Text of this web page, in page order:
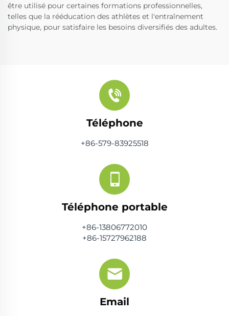
être utilisé pour certaines formations professionnelles,
telles que la rééducation des athlètes et l'entraînement
physique, pour satisfaire les besoins diversifiés des adultes.
Téléphone
+86-579-83925518
Téléphone portable
+86-13806772010
+86-15727962188
Email